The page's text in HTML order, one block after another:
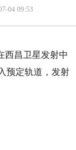
04 09:53
西昌卫星发射中
预定轨道，发射